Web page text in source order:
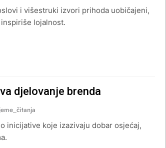
i višestruki izvori prihoda uobičajeni,
lojalnost.
djelovanje brenda
inicijative koje izazivaju dobar osjećaj,